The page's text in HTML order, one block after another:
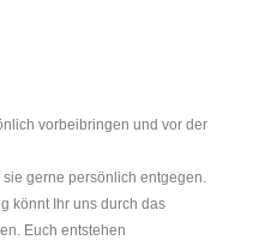
vorbeibringen und vor der
gerne persönlich entgegen.
könnt Ihr uns durch das
Euch entstehen